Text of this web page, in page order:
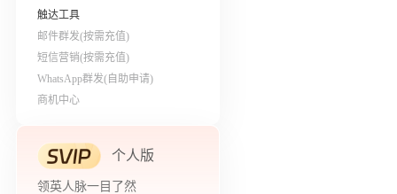
触达工具
邮件群发(按需充值)
短信营销(按需充值)
WhatsApp群发(自助申请)
商机中心
个人版
领英人脉一目了然